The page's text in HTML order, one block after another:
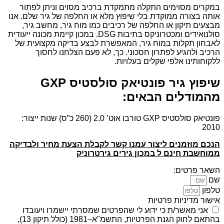
במקרים מסוימים התקלה מתמקדת ברכיב מסוים וניתן לפתור
אותה בצורה ממוקדת בלי שיפוץ מלא או החלפה של גיר שלם. אנו
מבצעים תיקון או החלפה של רכיבים כמו מוח גיר, מחשב גיר,
סולנואידים ומכטרוניקס בתיבות DSG. במכון קיימת מכונה ייעודית
לאבחון תקלות במוח גיר, המאפשרת לבצע בדיקה מקצועית של
הרכיב ולהגיע לפתרון חסכוני. כך, לא פעם הצלחנו לחסוך
ללקוחותינו אלפי שקלים בעלויות.
שיפוץ גיר פונטיאק סולסטיס GXP
מהמודלים הבאים:
פונטיאק סולסטיס GXP טורבו אוט’ 2.0 (260 כ”ס) שנות ייצור:
2010
הנכם מוזמנים ליצור עמנו קשר לקבלת הצעת מחיר ולבדיקה
ממוחשבת חינם ל במכון גירים גירטרוניק
השאר פרטים:
שם
טלפון
אישור מדיניות פרטיות
אני מאשר/ת כי ידוע לי שהפרטים שמסרתי יישמרו ויעובדו
בהתאם לחוק הגנת הפרטיות, התשמ"א–1981 (כולל תיקון 13),